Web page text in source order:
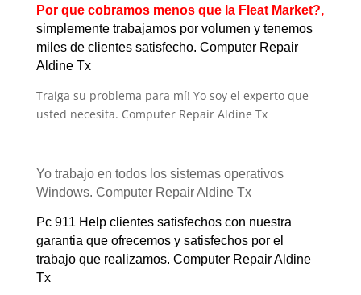
Por que cobramos menos que la Fleat Market?,
simplemente trabajamos por volumen y tenemos
miles de clientes satisfecho. Computer Repair
Aldine Tx
Traiga su problema para mí! Yo soy el experto que
usted necesita. Computer Repair Aldine Tx
Yo trabajo en todos los sistemas operativos
Windows. Computer Repair Aldine Tx
Pc 911 Help clientes satisfechos con nuestra
garantia que ofrecemos y satisfechos por el
trabajo que realizamos. Computer Repair Aldine
Tx